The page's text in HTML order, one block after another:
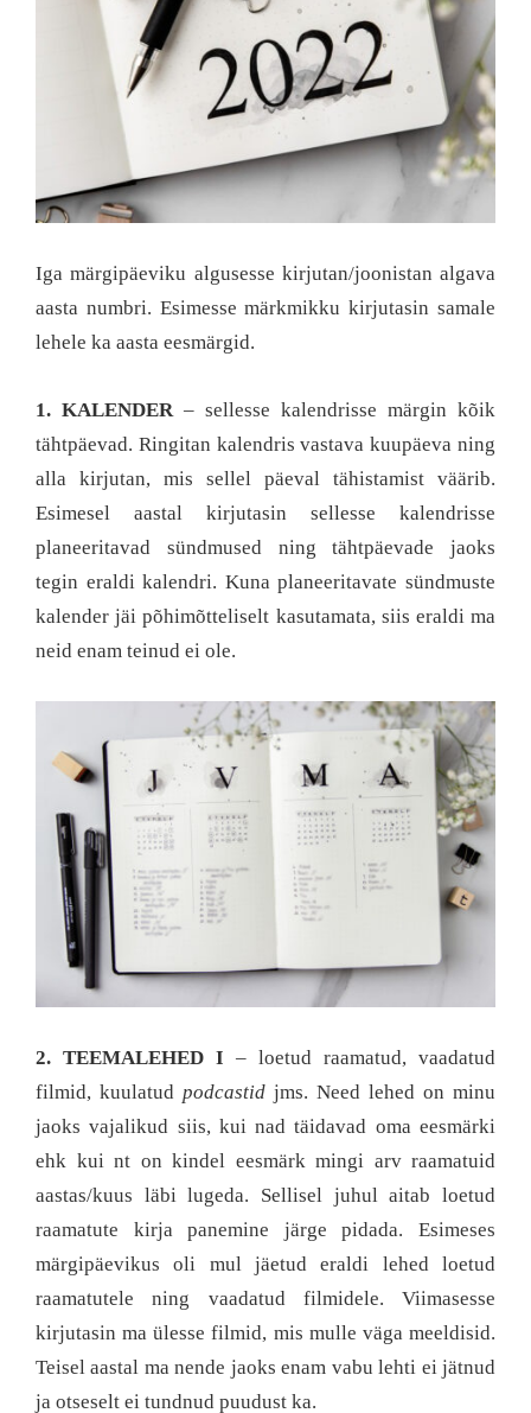
Iga märgipäeviku algusesse kirjutan/joonistan algava
aasta numbri. Esimesse märkmikku kirjutasin samale
lehele ka aasta eesmärgid.
1. KALENDER – sellesse kalendrisse märgin kõik
tähtpäevad. Ringitan kalendris vastava kuupäeva ning
alla kirjutan, mis sellel päeval tähistamist väärib.
Esimesel aastal kirjutasin sellesse kalendrisse
planeeritavad sündmused ning tähtpäevade jaoks
tegin eraldi kalendri. Kuna planeeritavate sündmuste
kalender jäi põhimõtteliselt kasutamata, siis eraldi ma
neid enam teinud ei ole.
2. TEEMALEHED I – loetud raamatud, vaadatud
filmid, kuulatud podcastid jms. Need lehed on minu
jaoks vajalikud siis, kui nad täidavad oma eesmärki
ehk kui nt on kindel eesmärk mingi arv raamatuid
aastas/kuus läbi lugeda. Sellisel juhul aitab loetud
raamatute kirja panemine järge pidada. Esimeses
märgipäevikus oli mul jäetud eraldi lehed loetud
raamatutele ning vaadatud filmidele. Viimasesse
kirjutasin ma ülesse filmid, mis mulle väga meeldisid.
Teisel aastal ma nende jaoks enam vabu lehti ei jätnud
ja otseselt ei tundnud puudust ka.